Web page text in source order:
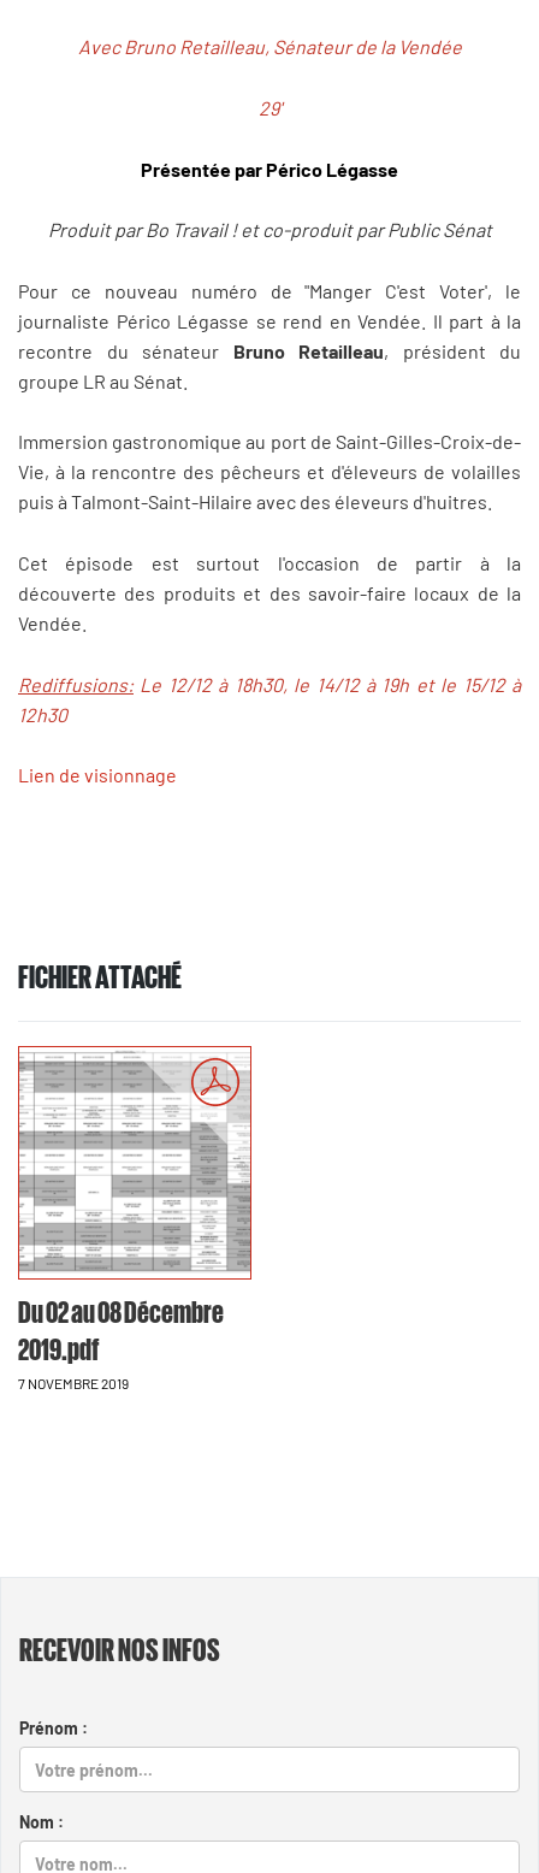
Avec Bruno Retailleau, Sénateur de la Vendée
29'
Présentée par Périco Légasse
Produit par Bo Travail ! et co-produit par Public Sénat
Pour ce nouveau numéro de "Manger C'est Voter', le
journaliste Périco Légasse se rend en Vendée. Il part à la
recontre du sénateur Bruno Retailleau, président du
groupe LR au Sénat.
Immersion gastronomique au port de Saint-Gilles-Croix-de-
Vie, à la rencontre des pêcheurs et d'éleveurs de volailles
puis à Talmont-Saint-Hilaire avec des éleveurs d'huitres.
Cet épisode est surtout l'occasion de partir à la
découverte des produits et des savoir-faire locaux de la
Vendée.
Rediffusions: Le 12/12 à 18h30, le 14/12 à 19h et le 15/12 à
12h30
Lien de visionnage
FICHIER ATTACHÉ
Du 02 au 08 Décembre
2019.pdf
7 NOVEMBRE 2019
RECEVOIR NOS INFOS
Prénom :
Nom :